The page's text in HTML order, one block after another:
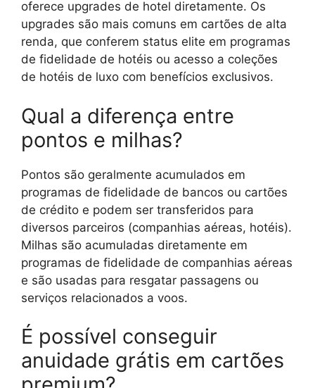
oferece upgrades de hotel diretamente. Os
upgrades são mais comuns em cartões de alta
renda, que conferem status elite em programas
de fidelidade de hotéis ou acesso a coleções
de hotéis de luxo com benefícios exclusivos.
Qual a diferença entre
pontos e milhas?
Pontos são geralmente acumulados em
programas de fidelidade de bancos ou cartões
de crédito e podem ser transferidos para
diversos parceiros (companhias aéreas, hotéis).
Milhas são acumuladas diretamente em
programas de fidelidade de companhias aéreas
e são usadas para resgatar passagens ou
serviços relacionados a voos.
É possível conseguir
anuidade grátis em cartões